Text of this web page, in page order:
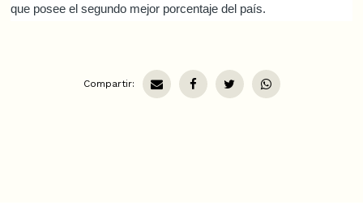
que posee el segundo mejor porcentaje del país.
Compartir: